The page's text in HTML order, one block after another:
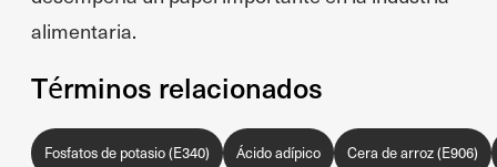
alimentaria.
Términos relacionados
Fosfatos de potasio (E340) Ácido adípico Cera de arroz (E906)